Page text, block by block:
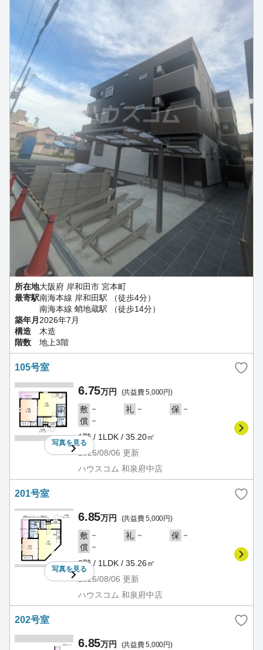
所在地大阪府 岸和田市 宮本町
最寄駅南海本線 岸和田駅 （徒歩4分）
南海本線 蛸地蔵駅 （徒歩14分）
築年月2026年7月
構造
木造
階数
地上3階
105号室
写真を見る
6.75万円 (共益費 5,000円)
敷 － 礼 － 保 －
償 －
1階 / 1LDK / 35.20㎡
2026/08/06 更新
ハウスコム 和泉府中店
201号室
写真を見る
6.85万円 (共益費 5,000円)
敷 － 礼 － 保 －
償 －
2階 / 1LDK / 35.26㎡
2026/08/06 更新
ハウスコム 和泉府中店
202号室
6.85万円 (共益費 5,000円)